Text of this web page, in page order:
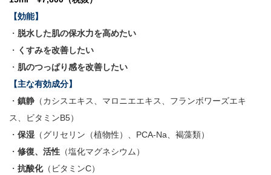
【効能】
・ 脱水した肌の保水力を高めたい
・ くすみを改善したい
・ 肌のつっぱり感を改善したい
【主な有効成分】
・ 鎮静 （カシスエキス、マロニエエキス、フランボワーズエキ
ス、ビタミンB5）
・ 保湿 （グリセリン（植物性）、PCA-Na、褐藻類）
・ 修復、活性 （塩化マグネシウム）
・ 抗酸化（ビタミンC）